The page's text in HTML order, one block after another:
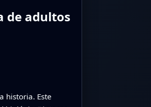
de adultos
historia. Este